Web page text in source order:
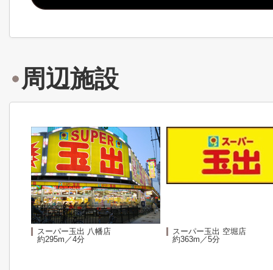
周辺施設
スーパー玉出 八幡店
約295m／4分
スーパー玉出 空堀店
約363m／5分